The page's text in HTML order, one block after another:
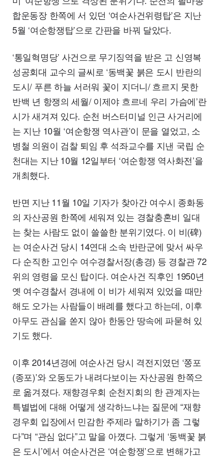
합운동장 한쪽에 서 있던 ‘여순사건위령탑’은 지난
5월 ‘여순항쟁탑’으로 간판을 바꿔 달았다.
‘통일혁명당’ 사건으로 무기징역을 받은 고 신영복
성공회대 교수의 글씨로 ‘동백꽃 붉은 도시 반란의
도시/ 푸른 하늘 서러워 꽃이 지더니/ 흐르지 못한
반백 년 항쟁의 세월/ 이제야 흐르네 우리 가슴에’란
시가 새겨져 있다. 순천 버스터미널 인근 사거리에
는 지난 10월 ‘여순항쟁 역사관’이 문을 열었고, 소
병철 의원이 검찰 퇴임 후 석좌교수를 지낸 국립 순
천대는 지난 10월 12일부터 ‘여순항쟁 역사화전’을
개최했다.
반면 지난 11월 10일 기자가 찾아간 여수시 종화동
의 자산공원 한쪽에 세워져 있는 경찰충혼비 일대
는 찾는 사람도 없이 쓸쓸한 분위기였다. 이 비(碑)
는 여순사건 당시 14연대 소속 반란군에 맞서 싸우
다 순직한 고인수 여수경찰서장(총경) 등 경찰관 72
위의 영령을 모신 탑이다. 여순사건 직후인 1950년
옛 여수경찰서 경내에 이 비가 세워져 있었을 때만
해도 오가는 사람들이 배례를 했다고 하는데, 이후
아무도 관심을 쏟지 않아 한동안 땅속에 파묻혀 있
기도 했다.
이후 2014년경에 여순사건 당시 격전지였던 ‘쫑포
(종포)’와 오동도가 내려다보이는 자산공원 한쪽으
로 옮겨졌다. 재향경우회 순천지회의 한 관계자는
특별법에 대해 어떻게 생각하느냐는 질문에 “재향
경우회 입장에서 민감한 주제라 말하기가 좀 그렇
다”며 “관심 없다”고 말을 아꼈다. 그렇게 ‘동백꽃 붉
은 도시’에서 여순사건은 ‘여순항쟁’으로 변해가고